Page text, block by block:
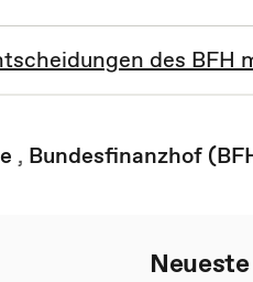
des
, Bundesfinanzhof